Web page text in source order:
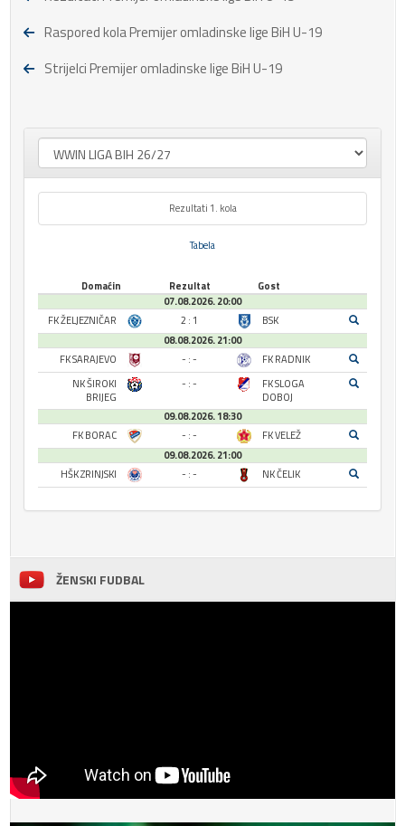
Raspored kola Premijer omladinske lige BiH U-19
Strijelci Premijer omladinske lige BiH U-19
Rezultati 1. kola
Tabela
Domaćin Rezultat
Gost
07.08.2026. 20:00
FK ŽELJEZNIČAR
2 : 1
BSK
08.08.2026. 21:00
FK SARAJEVO
- : -
FK RADNIK
NK ŠIROKI
BRIJEG
- : -
FK SLOGA
DOBOJ
09.08.2026. 18:30
FK BORAC
- : -
FK VELEŽ
09.08.2026. 21:00
HŠK ZRINJSKI
- : - NK ČELIK
ŽENSKI FUDBAL